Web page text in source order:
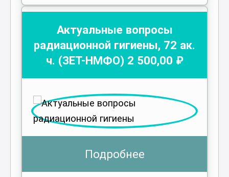
Актуальные вопросы
радиационной гигиены, 72 ак.
ч. (ЗЕТ-НМФО) 2 500,00 ₽
Подробнее